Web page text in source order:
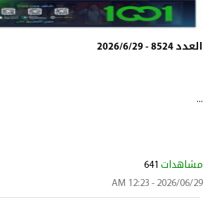
العدد 8524 - 2026/6/29
...
مشاهدات 641
2026/06/29 - 12:23 AM